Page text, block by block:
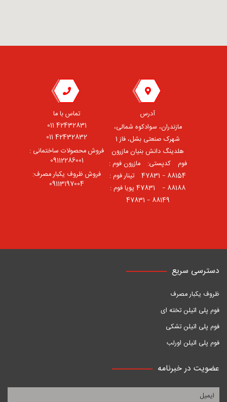
آدرس
مازندران، سوادکوه شمالی،
شهرک صنعتی بشل، فاز 1
هلدینگ دانش بنیان مازرون
فوم ⠀کدپستی: ⠀مازرون فوم :
88154 – 47831 ⠀تینار فوم :
88188 – 47831⠀ پویا فوم :
88149 – 47831
تماس با ما
42432831 011
42432832 011
فروش محصولات ساختمانی :
09112286001
فروش ظروف یکبار مصرف:
09113197004
دسترسی سریع
ظروف یکبار مصرف
فوم پلی اتیلن تخته ای
فوم پلی اتیلن تشکی
فوم پلی اتیلن اورلب
عضویت در خبرنامه